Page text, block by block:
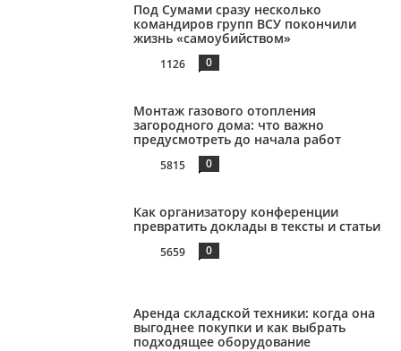
Под Сумами сразу несколько
командиров групп ВСУ покончили
жизнь «самоубийством»
1126 0
Монтаж газового отопления
загородного дома: что важно
предусмотреть до начала работ
5815 0
Как организатору конференции
превратить доклады в тексты и статьи
5659 0
Аренда складской техники: когда она
выгоднее покупки и как выбрать
подходящее оборудование